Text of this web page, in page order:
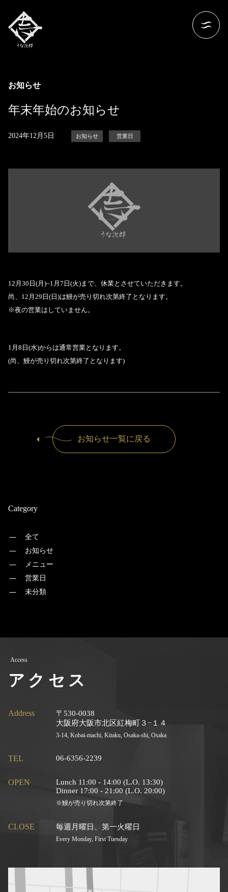
Category
全て
お知らせ
メニュー
営業日
未分類
お知らせ
年末年始のお知らせ
2024年12月5日 お知らせ 営業日
12月30日(月)~1月7日(火)まで、休業とさせていただきます。
尚、12月29日(日)は鰻が売り切れ次第終了となります。
※夜の営業はしていません。
1月8日(水)からは通常営業となります。
(尚、鰻が売り切れ次第終了となります)
お知らせ一覧に戻る
Access
アクセス
Address
〒530-0038
大阪府大阪市北区紅梅町３−１４
3-14, Kobai-machi, Kitaku, Osaka-shi, Osaka
TEL 06-6356-2239
OPEN
Lunch 11:00 - 14:00 (L.O. 13:30)
Dinner 17:00 - 21:00 (L.O. 20:00)
※鰻が売り切れ次第終了
CLOSE 毎週月曜日、第一火曜日
Every Monday, First Tuesday